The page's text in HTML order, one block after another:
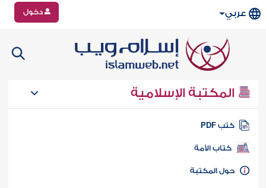
عربي دخول
المكتبة الإسلامية
كتب PDF
كتاب الأمة